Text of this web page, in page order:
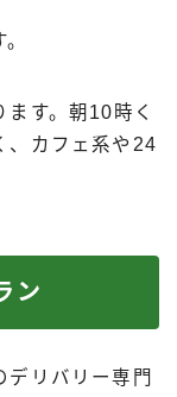
す。朝10時く
、カフェ系や24
ン
デリバリー専門